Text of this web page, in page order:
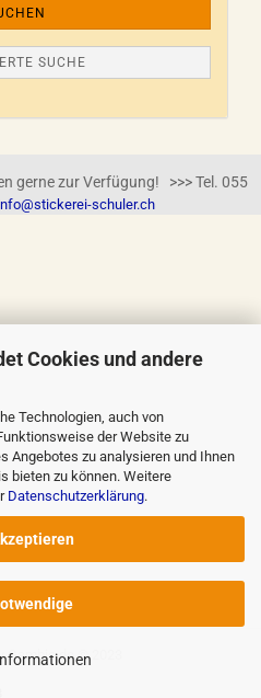
Cookies und andere
Technologien, auch von
der Website zu
Angebotes zu analysieren und Ihnen
bieten zu können. Weitere
Datenschutzerklärung.
SUCHE
gerne zur Verfügung! >>> Tel. 055
schuler.ch
Gambio.de © 2023